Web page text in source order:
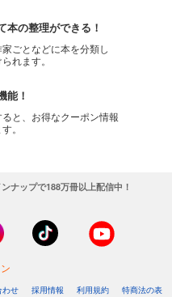
本の整理ができる！
ごとなどに本を分類し
れます。
能！
と、お得なクーポン情報
。
ナップで188万冊以上配信中！
わせ 採用情報 利用規約
特商法の表